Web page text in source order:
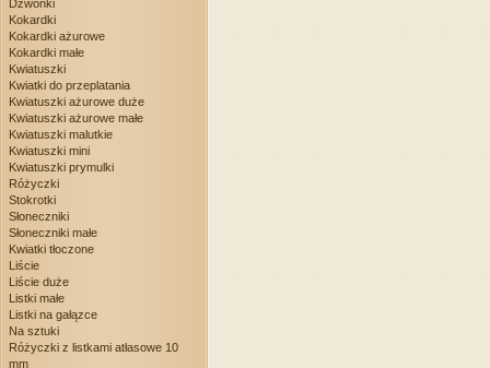
Dzwonki
Kokardki
Kokardki ażurowe
Kokardki małe
Kwiatuszki
Kwiatki do przeplatania
Kwiatuszki ażurowe duże
Kwiatuszki ażurowe małe
Kwiatuszki malutkie
Kwiatuszki mini
Kwiatuszki prymulki
Różyczki
Stokrotki
Słoneczniki
Słoneczniki małe
Kwiatki tłoczone
Liście
Liście duże
Listki małe
Listki na gałązce
Na sztuki
Różyczki z listkami atłasowe 10
mm